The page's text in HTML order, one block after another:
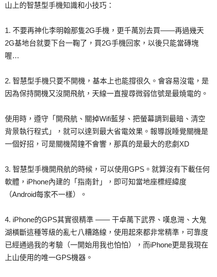
山上的智慧型手機知識和小技巧：
1. 不要再神化李明翰那隻2G手機，更千萬別去買——再過幾天
2G基地台就要下台一鞠了，買2G手機回家，以後只能當磚塊
喔…
2. 智慧型手機只要不開機，基本上也能撐很久。會容易沒電，是
因為保持開機又沒開飛航，天線一直搜尋微弱信號是最燒電的。
使用時，遵守「開飛航、關掉Wifi藍芽、把螢幕調到最暗、清空
背景執行程式」，就可以達到最大省電效果。報導說睡覺關機是
一個好招，可是關機鬧鐘不會響，那真的是最大的悲劇XD
3. 智慧型手機開飛航的時候，可以使用GPS。就算沒有下載任何
軟體，iPhone內建的「指南針」，即可知當地座標經緯度
（Android每家不一樣）。
4. iPhone的GPS其實很精準 —— 干卓萬下武界、嘆息灣、大鬼
湖橫斷這種等級的亂七八糟路線，使用起來都非常精準，可靠度
已經通過我的考驗（一開始用我也怕怕），而iPhone更是我現在
上山使用的唯一GPS機器。